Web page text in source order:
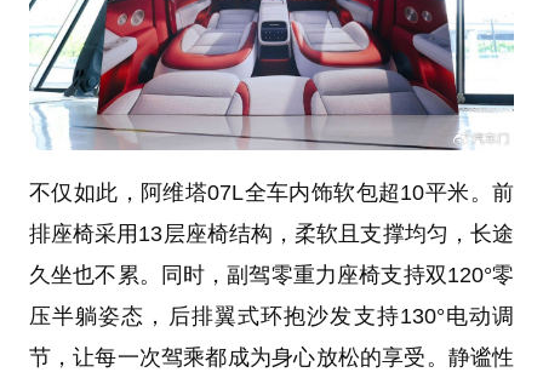
不仅如此，阿维塔07L全车内饰软包超10平米。前
排座椅采用13层座椅结构，柔软且支撑均匀，长途
久坐也不累。同时，副驾零重力座椅支持双120°零
压半躺姿态，后排翼式环抱沙发支持130°电动调
节，让每一次驾乘都成为身心放松的享受。静谧性